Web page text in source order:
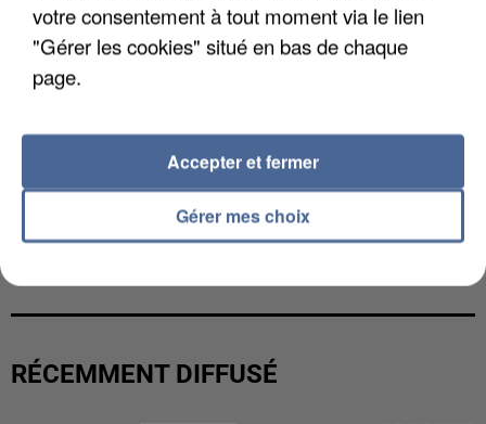
L’UN DES FONDATEURS SUPPOSÉS DE LA DZ
RÉCEMMENT DIFFUSÉ
votre consentement à tout moment via le lien
"Gérer les cookies" situé en bas de chaque
page.
Gérer mes choix
Accepter et fermer